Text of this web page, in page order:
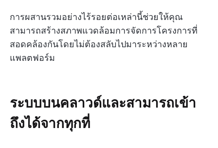
การผสานรวมอย่างไร้รอยต่อเหล่านี้ช่วยให้คุณ
สามารถสร้างสภาพแวดล้อมการจัดการโครงการที่
สอดคล้องกันโดยไม่ต้องสลับไปมาระหว่างหลาย
แพลตฟอร์ม
ระบบบนคลาวด์และสามารถเข้า
ถึงได้จากทุกที่